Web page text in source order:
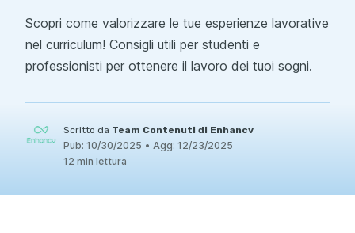
Scopri come valorizzare le tue esperienze lavorative
nel curriculum! Consigli utili per studenti e
professionisti per ottenere il lavoro dei tuoi sogni.
Scritto da Team Contenuti di Enhancv
Pub: 10/30/2025 • Agg: 12/23/2025
12 min lettura